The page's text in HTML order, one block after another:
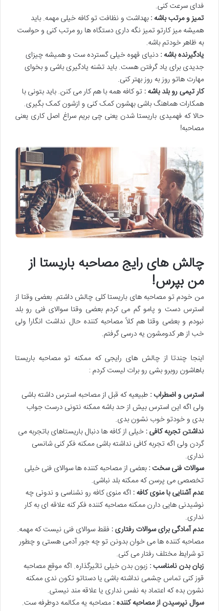
فدای سرعت کنی.
تمیز و مرتب باشه : بهداشت و نظافت تو کافه خیلی مهمه. باید
همیشه میز کارتو تمیز نگه داری دستگاه ها رو مرتب کنی و حواست
به ظاهر خودتم باشه.
یادگیرنده باشه : دنیای قهوه خیلی گسترده ست و همیشه چیزای
جدیدی برای یاد گرفتن هست. باید تشنه یادگیری باشی و بخوای
مهارت هاتو روز به روز بهتر کنی.
کار تیمی رو بلد باشه : تو کافه همه با هم کار می کنن. باید بتونی با
همکارات هماهنگ باشی بهشون کمک کنی و ازشون کمک بگیری.
حالا که فهمیدی باریستا شدن یعنی چی بریم سراغ اصل کاری یعنی
مصاحبه!
چالش های رایج مصاحبه باریستا از
من بپرس!
من خودم تو مصاحبه های باریستا کلی چالش داشتم. بعضی وقتا از
استرس دست و پامو گم می کردم بعضی وقتا سوالای فنی رو بلد
نبودم و بعضی وقتا هم کلاً مصاحبه کننده حال نداشت انگار! ولی
خب از هر کدومشون یه درسی گرفتم.
اینجا چندتا از چالش های رایجی که ممکنه تو مصاحبه باریستا
باهاشون روبرو بشی رو برات لیست کردم :
استرس و اضطراب : طبیعیه که قبل از مصاحبه استرس داشته باشی
ولی اگه این استرس بیش از حد باشه ممکنه نتونی درست جواب
بدی و خودتو خوب نشون بدی.
نداشتن تجربه کافی : خیلی از کافه ها دنبال باریستاهای باتجربه می
گردن ولی اگه تجربه کافی نداشته باشی ممکنه فکر کنی شانسی
نداری.
سوالات فنی سخت : بعضی از مصاحبه کننده ها سوالای فنی خیلی
تخصصی می پرسن که ممکنه بلد نباشی.
عدم آشنایی با منوی کافه : اگه منوی کافه رو نشناسی و ندونی چه
نوشیدنی هایی دارن ممکنه مصاحبه کننده فکر کنه علاقه ای به کار
نداری.
عدم آمادگی برای سوالات رفتاری : فقط سوالای فنی نیست که مهمه.
مصاحبه کننده ها می خوان بدونن تو چه جور آدمی هستی و چطور
تو شرایط مختلف رفتار می کنی.
زبان بدن نامناسب : زبون بدن خیلی تاثیرگذاره. اگه موقع مصاحبه
قوز کنی تماس چشمی نداشته باشی یا دستاتو تکون ندی ممکنه
نشون بده که اعتماد به نفس نداری یا علاقه مند نیستی.
سوال نپرسیدن از مصاحبه کننده : مصاحبه یه مکالمه دوطرفه ست.